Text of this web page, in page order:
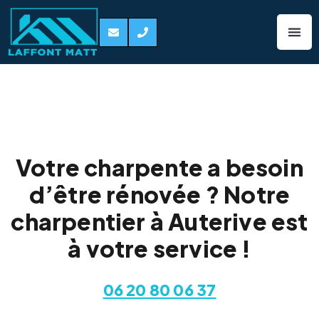
Votre charpente a besoin
d’être rénovée ? Notre
charpentier à Auterive est
à votre service !
06 20 80 06 37